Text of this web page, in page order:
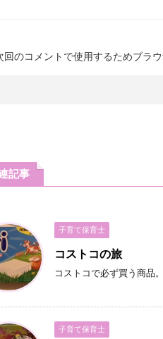
回のコメントで使用するためブラ
記事
子育て保育士
コストコの旅
コストコで必ず買う商品
子育て保育士